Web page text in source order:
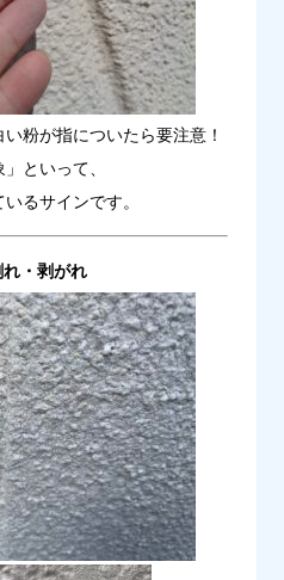
粉が指についたら要注意！
といって、
るサインです。
・剥がれ